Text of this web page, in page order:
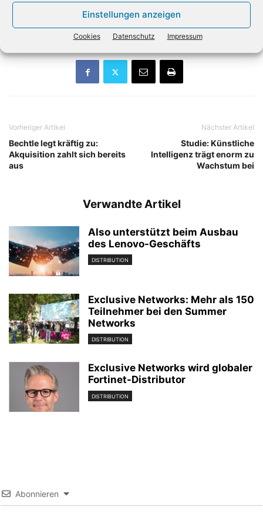
Einstellungen anzeigen
Cookies Datenschutz Impressum
Fest direkt vor die Haustür. Er muss dann nur noch
dekoriert werden.»
Vorheriger Artikel
Bechtle legt kräftig zu:
Akquisition zahlt sich bereits
aus
Nächster Artikel
Studie: Künstliche
Intelligenz trägt enorm zu
Wachstum bei
Verwandte Artikel
Also unterstützt beim Ausbau
des Lenovo-Geschäfts
DISTRIBUTION
Exclusive Networks: Mehr als 150
Teilnehmer bei den Summer
Networks
DISTRIBUTION
Exclusive Networks wird globaler
Fortinet-Distributor
DISTRIBUTION
Abonnieren